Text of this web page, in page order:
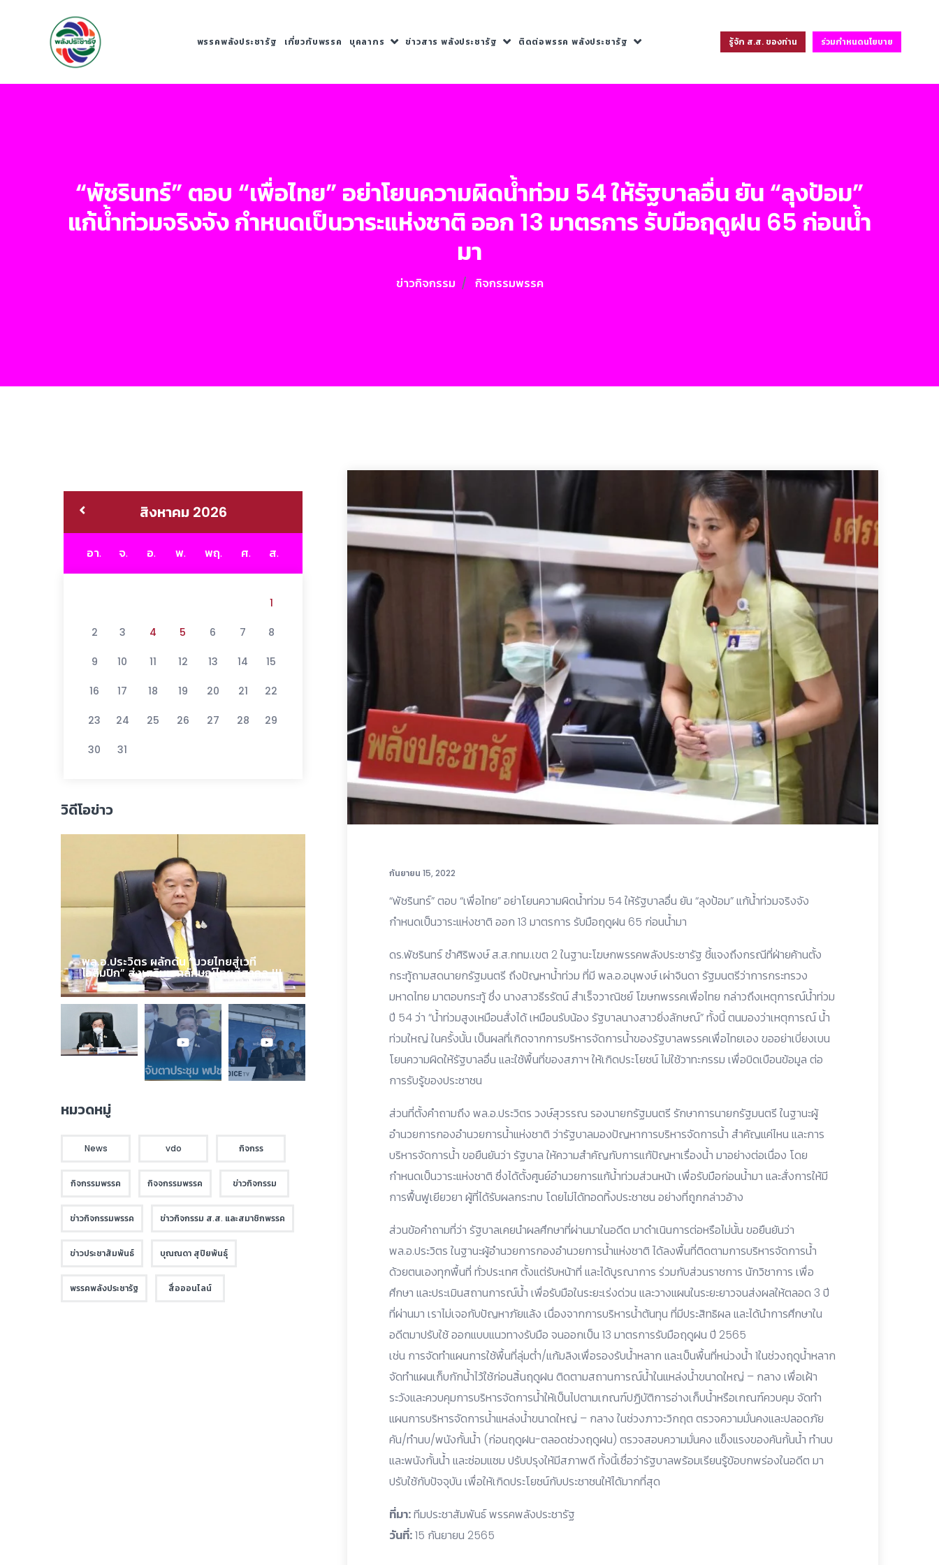
พรรคพลังประชารัฐ เกี่ยวกับพรรค บุคลากร ข่าวสาร พลังประชารัฐ ติดต่อพรรค พลังประชารัฐ รู้จัก ส.ส. ของท่าน ร่วมกำหนดนโยบาย
“พัชรินทร์” ตอบ “เพื่อไทย” อย่าโยนความผิดน้ำท่วม 54 ให้รัฐบาลอื่น ยัน “ลุงป้อม”
แก้น้ำท่วมจริงจัง กำหนดเป็นวาระแห่งชาติ ออก 13 มาตรการ รับมือฤดูฝน 65 ก่อนน้ำ
มา
ข่าวกิจกรรม กิจกรรมพรรค
กันยายน 15, 2022
“พัชรินทร์” ตอบ “เพื่อไทย” อย่าโยนความผิดน้ำท่วม 54 ให้รัฐบาลอื่น ยัน “ลุงป้อม” แก้น้ำท่วมจริงจัง
กำหนดเป็นวาระแห่งชาติ ออก 13 มาตรการ รับมือฤดูฝน 65 ก่อนน้ำมา
ดร.พัชรินทร์ ซำศิริพงษ์ ส.ส.กทม.เขต 2 ในฐานะโฆษกพรรคพลังประชารัฐ ชี้แจงถึงกรณีที่ฝ่ายค้านตั้ง
กระทู้ถามสดนายกรัฐมนตรี ถึงปัญหาน้ำท่วม ที่มี พล.อ.อนุพงษ์ เผ่าจินดา รัฐมนตรีว่าการกระทรวง
มหาดไทย มาตอบกระทู้ ซึ่ง นางสาวธีรรัตน์ สำเร็จวาณิชย์ โฆษกพรรคเพื่อไทย กล่าวถึงเหตุการณ์น้ำท่วม
ปี 54 ว่า “น้ำท่วมสูงเหมือนสั่งได้ เหมือนรับน้อง รัฐบาลนางสาวยิ่งลักษณ์” ทั้งนี้ ตนมองว่าเหตุการณ์ น้ำ
ท่วมใหญ่ ในครั้งนั้น เป็นผลที่เกิดจากการบริหารจัดการน้ำของรัฐบาลพรรคเพื่อไทยเอง ขออย่าเบี่ยงเบน
โยนความผิดให้รัฐบาลอื่น และใช้พื้นที่ของสภาฯ ให้เกิดประโยชน์ ไม่ใช้วาทะกรรม เพื่อบิดเบือนข้อมูล ต่อ
การรับรู้ของประชาชน
ส่วนที่ตั้งคำถามถึง พล.อ.ประวิตร วงษ์สุวรรณ รองนายกรัฐมนตรี รักษาการนายกรัฐมนตรี ในฐานะผู้
อำนวยการกองอำนวยการน้ำแห่งชาติ ว่ารัฐบาลมองปัญหาการบริหารจัดการน้ำ สำคัญแค่ไหน และการ
บริหารจัดการน้ำ ขอยืนยันว่า รัฐบาล ให้ความสำคัญกับการแก้ปัญหาเรื่องน้ำ มาอย่างต่อเนื่อง โดย
กำหนดเป็นวาระแห่งชาติ ซึ่งได้ตั้งศูนย์อำนวยการแก้น้ำท่วมส่วนหน้า เพื่อรับมือก่อนน้ำมา และสั่งการให้มี
การฟื้นฟูเยียวยา ผู้ที่ได้รับผลกระทบ โดยไม่ได้ทอดทิ้งประชาชน อย่างที่ถูกกล่าวอ้าง
ส่วนข้อคำถามที่ว่า รัฐบาลเคยนำผลศึกษาที่ผ่านมาในอดีต มาดำเนินการต่อหรือไม่นั้น ขอยืนยันว่า
พล.อ.ประวิตร ในฐานะผู้อำนวยการกองอำนวยการน้ำแห่งชาติ ได้ลงพื้นที่ติดตามการบริหารจัดการน้ำ
ด้วยตนเองทุกพื้นที่ ทั่วประเทศ ตั้งแต่รับหน้าที่ และได้บูรณาการ ร่วมกับส่วนราชการ นักวิชาการ เพื่อ
ศึกษา และประเมินสถานการณ์น้ำ เพื่อรับมือในระยะเร่งด่วน และวางแผนในระยะยาวจนส่งผลให้ตลอด 3 ปี
ที่ผ่านมา เราไม่เจอกับปัญหาภัยแล้ง เนื่องจากการบริหารน้ำต้นทุน ที่มีประสิทธิผล และได้นำการศึกษาใน
อดีตมาปรับใช้ ออกแบบแนวทางรับมือ จนออกเป็น 13 มาตรการรับมือฤดูฝน ปี 2565
เช่น การจัดทำแผนการใช้พื้นที่ลุ่มต่ำ/แก้มลิงเพื่อรองรับน้ำหลาก และเป็นพื้นที่หน่วงน้ำ 1ในช่วงฤดูน้ำหลาก
จัดทำแผนเก็บกักน้ำไว้ใช้ก่อนสิ้นฤดูฝน ติดตามสถานการณ์น้ำในแหล่งน้ำขนาดใหญ่ – กลาง เพื่อเฝ้า
ระวังและควบคุมการบริหารจัดการน้ำให้เป็นไปตามเกณฑ์ปฏิบัติการอ่างเก็บน้ำหรือเกณฑ์ควบคุม จัดทำ
แผนการบริหารจัดการน้ำแหล่งน้ำขนาดใหญ่ – กลาง ในช่วงภาวะวิกฤต ตรวจความมั่นคงและปลอดภัย
คัน/ทำนบ/พนังกั้นน้ำ (ก่อนฤดูฝน-ตลอดช่วงฤดูฝน) ตรวจสอบความมั่นคง แข็งแรงของคันกั้นน้ำ ทำนบ
และพนังกั้นน้ำ และซ่อมแซม ปรับปรุงให้มีสภาพดี ทั้งนี้เชื่อว่ารัฐบาลพร้อมเรียนรู้ข้อบกพร่องในอดีต มา
ปรับใช้กับปัจจุบัน เพื่อให้เกิดประโยชน์กับประชาชนให้ได้มากที่สุด
ที่มา:ทีมประชาสัมพันธ์ พรรคพลังประชารัฐ
วันที่:15 กันยายน 2565
สิงหาคม 2026
อา. จ. อ. พ. พฤ. ศ. ส.
1
2 3 4 5 6 7 8
9 10 11 12 13 14 15
16 17 18 19 20 21 22
23 24 25 26 27 28 29
30 31
วิดีโอข่าว
พล.อ.ประวิตร ผลักดัน “มวยไทยสู่เวที
โอลิมปิก” ส่งเสริมเอกลักษณ์ไทยสู่สากล !!!
หมวดหมู่
News vdo กิจกรร
กิจกรรมพรรค กิจจกรรมพรรค ข่าวกิจกรรม
ข่าวกิจกรรมพรรค ข่าวกิจกรรม ส.ส. และสมาชิกพรรค
ข่าวประชาสัมพันธ์ บุณณดา สุปิยพันธุ์
พรรคพลังประชารัฐ สื่อออนไลน์